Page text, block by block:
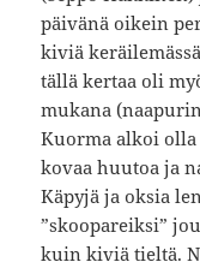
päivänä oikein
kiviä
tällä kertaa oli
mukana
Kuorma alkoi
kovaa huutoa ja
Käpyjä ja oksia
”skoopareiksi”
kuin kiviä tieltä.